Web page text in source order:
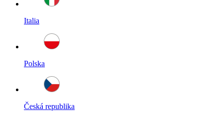
Italia
Polska
Česká republika